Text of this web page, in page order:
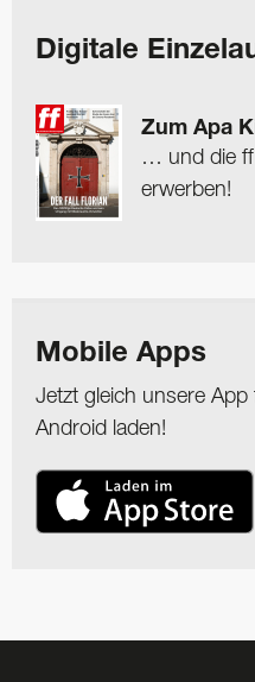
Digitale
Zum Apa
… und die ff
erwerben!
Mobile Apps
Jetzt gleich unsere
Android laden!